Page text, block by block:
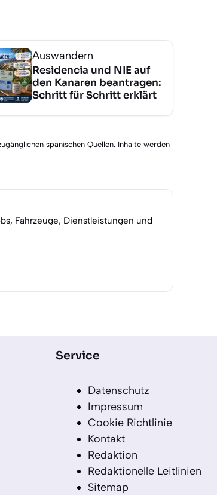
Auswandern
Residencia und NIE auf
den Kanaren beantragen:
Schritt für Schritt erklärt
spanischen Quellen. Inhalte werden
Fahrzeuge, Dienstleistungen und
Service
Datenschutz
Impressum
Cookie Richtlinie
Kontakt
Redaktion
Redaktionelle Leitlinien
Sitemap